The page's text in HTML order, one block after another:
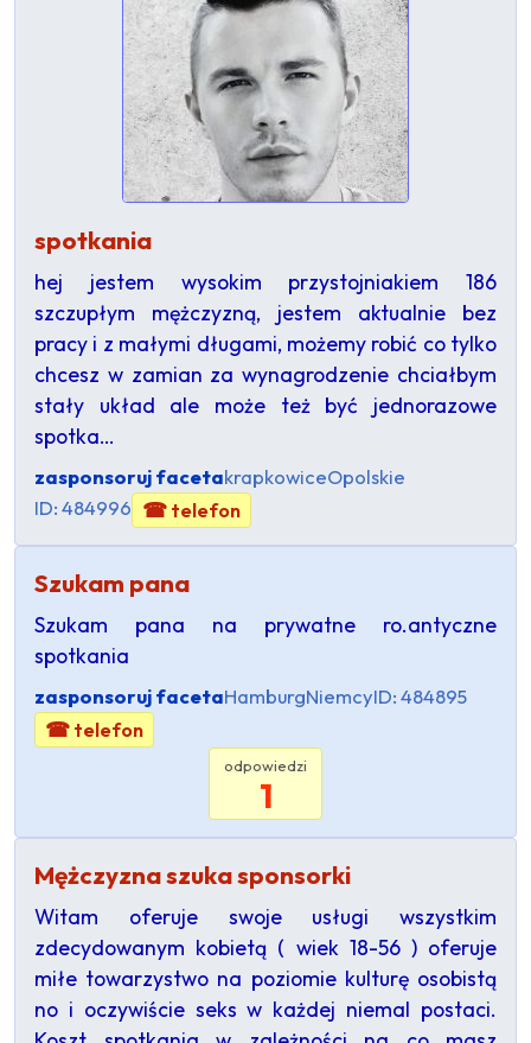
spotkania
hej jestem wysokim przystojniakiem 186
szczupłym mężczyzną, jestem aktualnie bez
pracy i z małymi długami, możemy robić co tylko
chcesz w zamian za wynagrodzenie chciałbym
stały układ ale może też być jednorazowe
spotka…
zasponsoruj facetakrapkowiceOpolskie
ID: 484996 ☎ telefon
Szukam pana
Szukam pana na prywatne ro.antyczne
spotkania
zasponsoruj facetaHamburgNiemcyID: 484895
☎ telefon
odpowiedzi
1
Mężczyzna szuka sponsorki
Witam oferuje swoje usługi wszystkim
zdecydowanym kobietą ( wiek 18-56 ) oferuje
miłe towarzystwo na poziomie kulturę osobistą
no i oczywiście seks w każdej niemal postaci.